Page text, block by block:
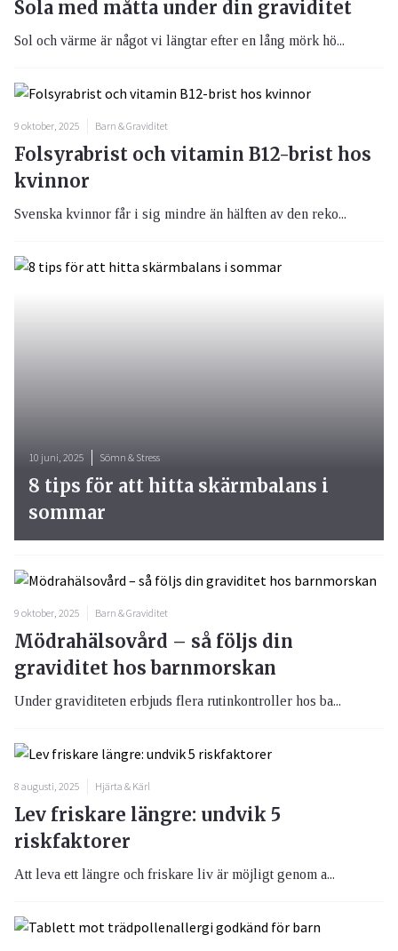
Sola med måtta under din graviditet
Sol och värme är något vi längtar efter en lång mörk hö...
9 oktober, 2025 Barn & Graviditet
Folsyrabrist och vitamin B12-brist hos
kvinnor
Svenska kvinnor får i sig mindre än hälften av den reko...
9 oktober, 2025 Barn & Graviditet
Mödrahälsovård – så följs din
graviditet hos barnmorskan
Under graviditeten erbjuds flera rutinkontroller hos ba...
8 augusti, 2025 Hjärta & Kärl
Lev friskare längre: undvik 5
riskfaktorer
Att leva ett längre och friskare liv är möjligt genom a...
10 juni, 2025 Sömn & Stress
8 tips för att hitta skärmbalans i
sommar